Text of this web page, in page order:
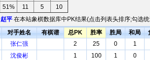
51% 11 5
10
赵平 在本站象棋数据库中PK结果(点击列表头排序;勾选
对手姓名 有棋谱 总PK 胜率 胜局 和局
张仁强 2 25 0 1
沈俊彬 1 100 1 0